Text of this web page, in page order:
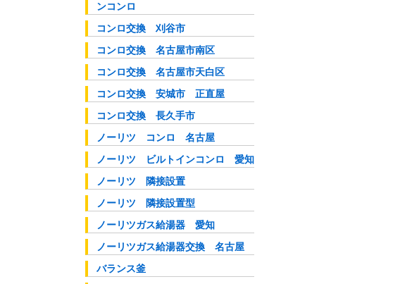
ンコンロ
コンロ交換 刈谷市
コンロ交換 名古屋市南区
コンロ交換 名古屋市天白区
コンロ交換 安城市 正直屋
コンロ交換 長久手市
ノーリツ コンロ 名古屋
ノーリツ ビルトインコンロ 愛知
ノーリツ 隣接設置
ノーリツ 隣接設置型
ノーリツガス給湯器 愛知
ノーリツガス給湯器交換 名古屋
バランス釜